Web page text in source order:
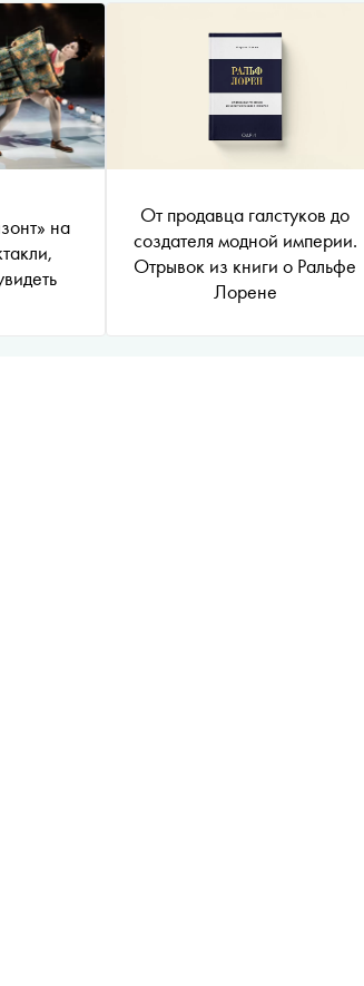
на
От продавца галстуков до
создателя модной империи.
Отрывок из книги о Ральфе
Лорене